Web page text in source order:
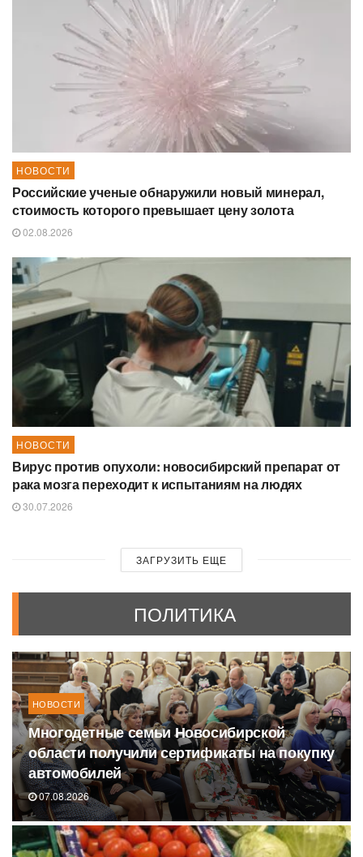
НОВОСТИ
Российские ученые обнаружили новый минерал,
стоимость которого превышает цену золота
02.08.2026
НОВОСТИ
Вирус против опухоли: новосибирский препарат от
рака мозга переходит к испытаниям на людях
30.07.2026
ЗАГРУЗИТЬ ЕЩЕ
ПОЛИТИКА
НОВОСТИ
Многодетные семьи Новосибирской
области получили сертификаты на покупку
автомобилей
07.08.2026